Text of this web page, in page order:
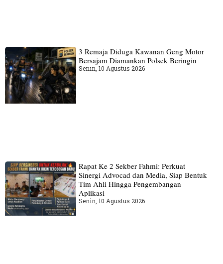
3 Remaja Diduga Kawanan Geng Motor
Bersajam Diamankan Polsek Beringin
Senin, 10 Agustus 2026
Rapat Ke 2 Sekber Fahmi: Perkuat
Sinergi Advocad dan Media, Siap Bentuk
Tim Ahli Hingga Pengembangan
Aplikasi
Senin, 10 Agustus 2026